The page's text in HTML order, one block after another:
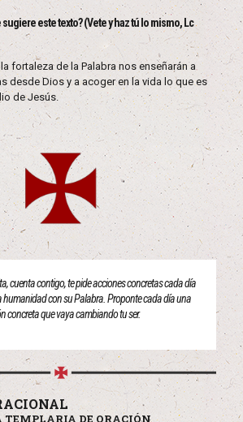
este texto? (Vete y haz tú lo mismo, Lc
fortaleza de la Palabra nos enseñarán a
desde Dios y a acoger en la vida lo que es
de Jesús.
cuenta contigo, te pide acciones concretas cada día
humanidad con su Palabra. Proponte cada día una
concreta que vaya cambiando tu ser.
DE ORACIÓN